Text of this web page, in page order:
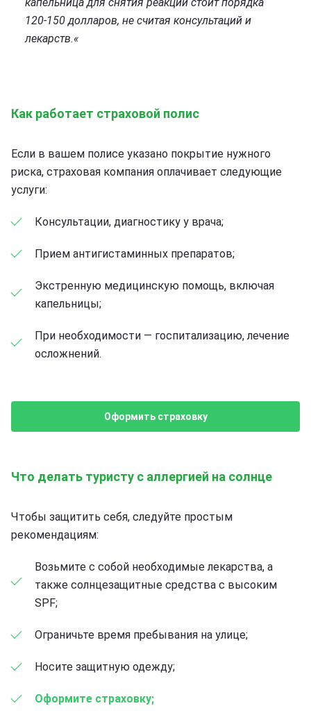
120-150 долларов, не считая консультаций и
лекарств.«
Как работает страховой полис
Если в вашем полисе указано покрытие нужного
риска, страховая компания оплачивает следующие
услуги:
Консультации, диагностику у врача;
Прием антигистаминных препаратов;
Экстренную медицинскую помощь, включая
капельницы;
При необходимости — госпитализацию, лечение
осложнений.
Оформить страховку
Что делать туристу с аллергией на солнце
Чтобы защитить себя, следуйте простым
рекомендациям:
Возьмите с собой необходимые лекарства, а
также солнцезащитные средства с высоким
SPF;
Ограничьте время пребывания на улице;
Носите защитную одежду;
Оформите страховку;